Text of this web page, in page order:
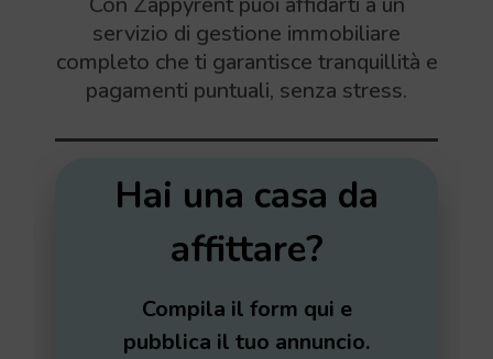
servizio di gestione immobiliare
completo che ti garantisce tranquillità e
pagamenti puntuali, senza stress.
Hai una casa da
affittare?
Compila il form qui e
pubblica il tuo annuncio.